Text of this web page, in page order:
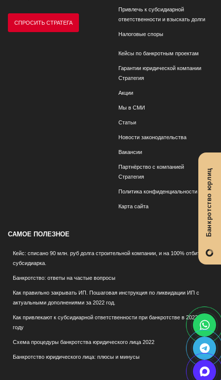
СПРОСИТЬ СТРАТЕГА
Привлечь к субсидиарной
ответственности и взыскать долги
Налоговые споры
Кейсы по банкротным проектам
Гарантии юридической компании
Стратегия
Акции
Мы в СМИ
Статьи
Новости законодательства
Вакансии
Партнёрство с компанией
Стратегия
Политика конфиденциальности
Карта сайта
САМОЕ ПОЛЕЗНОЕ
Кейс: списано 90 млн. руб долга строительной компании, и на 100% отбита
субсидиарка.
Банкротство: ответы на частые вопросы
Как правильно закрывать ИП. Пошаговая инструкция по ликвидации ИП с
актуальными дополнениями за 2022 год.
Как привлекают к субсидиарной ответственности при банкротстве в 2022
году
Схема процедуры банкротства юридического лица 2022
Банкротство юридического лица: плюсы и минусы
Банкротство юрлиц